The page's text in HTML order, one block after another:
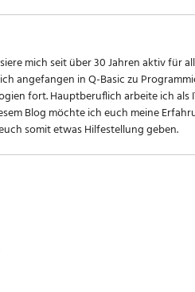
mich seit über 30 Jahren aktiv für
angefangen in Q-Basic zu
fort. Hauptberuflich arbeite ich als
Blog möchte ich euch meine
somit etwas Hilfestellung geben.